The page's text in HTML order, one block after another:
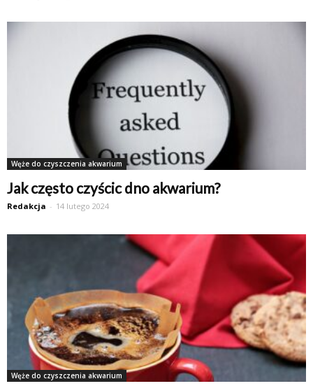
Węże do czyszczenia akwarium
Jak często czyścic dno akwarium?
Redakcja - 14 lutego 2024
Węże do czyszczenia akwarium